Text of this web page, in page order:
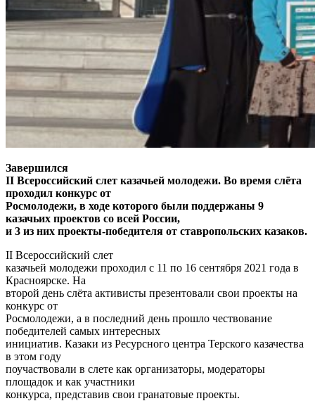
Завершился
II Всероссийский слет казачьей молодежи. Во время слёта
проходил конкурс от
Росмолодежи, в ходе которого были поддержаны 9
казачьих проектов со всей России,
и 3 из них проекты-победителя от ставропольских казаков.
II Всероссийский слет
казачьей молодежи проходил с 11 по 16 сентября 2021 года в
Красноярске. На
второй день слёта активисты презентовали свои проекты на
конкурс от
Росмолодежи, а в последний день прошло чествование
победителей самых интересных
инициатив. Казаки из Ресурсного центра Терского казачества
в этом году
поучаствовали в слете как организаторы, модераторы
площадок и как участники
конкурса, представив свои гранатовые проекты.